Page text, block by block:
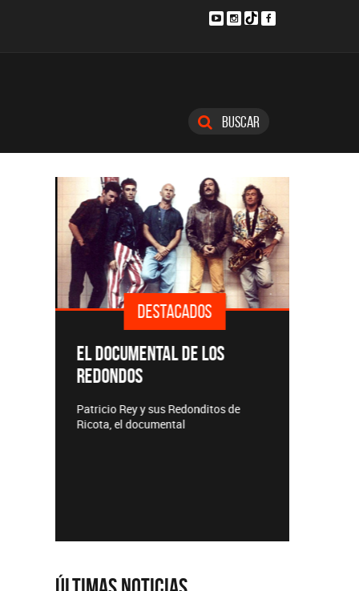
Buscar
DESTACADOS
EL DOCUMENTAL DE LOS
REDONDOS
Patricio Rey y sus Redonditos de
Ricota, el documental